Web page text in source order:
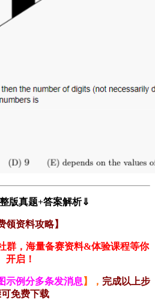
版真题+答案解析⇓
领资料攻略】
群，海量备赛资料&体验课程等你
开启！
示例分多条发消息 】， 完成以上步
免费下载